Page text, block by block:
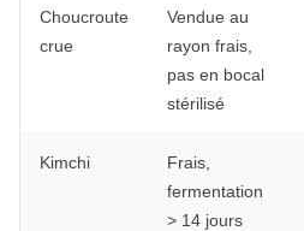
Choucroute
crue
Vendue au
rayon frais,
pas en bocal
stérilisé
Kimchi
Frais,
fermentation
> 14 jours